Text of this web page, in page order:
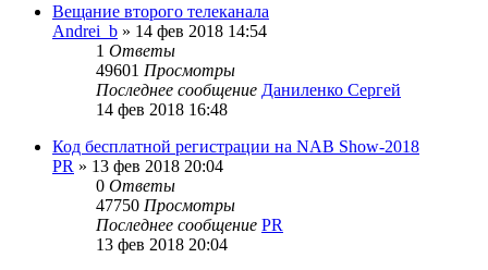
Вещание второго телеканала
Andrei_b » 14 фев 2018 14:54
1 Ответы
49601 Просмотры
Последнее сообщение Даниленко Сергей
14 фев 2018 16:48
Код бесплатной регистрации на NAB Show-2018
PR » 13 фев 2018 20:04
0 Ответы
47750 Просмотры
Последнее сообщение PR
13 фев 2018 20:04